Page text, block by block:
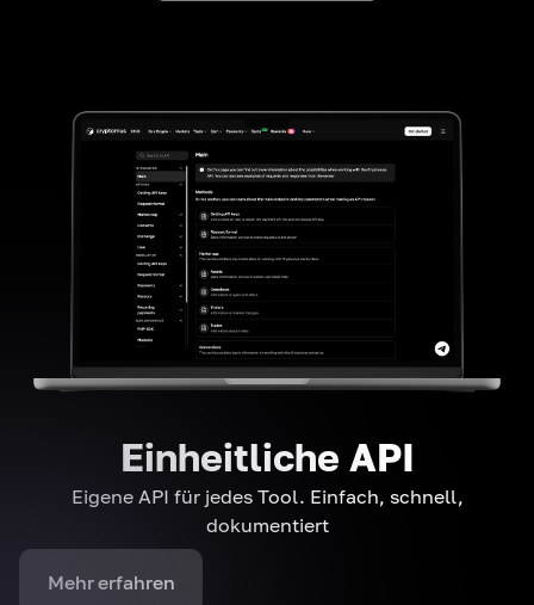
Einheitliche API
Eigene API für jedes Tool. Einfach, schnell,
dokumentiert
Mehr erfahren